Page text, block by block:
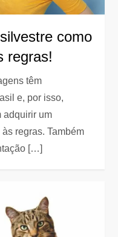
como
regras!
têm
e, por isso,
adquirir um
regras. Também
[…]